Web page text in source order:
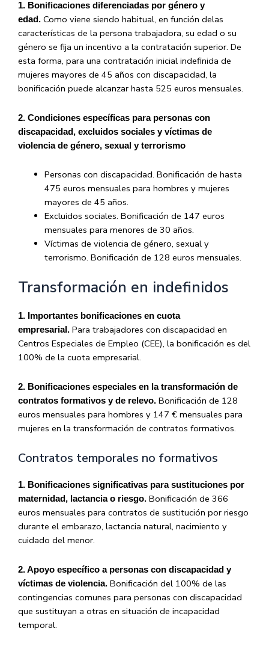
1. Bonificaciones diferenciadas por género y
edad. Como viene siendo habitual, en función delas
características de la persona trabajadora, su edad o su
género se fija un incentivo a la contratación superior. De
esta forma, para una contratación inicial indefinida de
mujeres mayores de 45 años con discapacidad, la
bonificación puede alcanzar hasta 525 euros mensuales.
2. Condiciones específicas para personas con
discapacidad, excluidos sociales y víctimas de
violencia de género, sexual y terrorismo
Personas con discapacidad. Bonificación de hasta
475 euros mensuales para hombres y mujeres
mayores de 45 años.
Excluidos sociales. Bonificación de 147 euros
mensuales para menores de 30 años.
Víctimas de violencia de género, sexual y
terrorismo. Bonificación de 128 euros mensuales.
Transformación en indefinidos
1. Importantes bonificaciones en cuota
empresarial. Para trabajadores con discapacidad en
Centros Especiales de Empleo (CEE), la bonificación es del
100% de la cuota empresarial.
2. Bonificaciones especiales en la transformación de
contratos formativos y de relevo. Bonificación de 128
euros mensuales para hombres y 147 € mensuales para
mujeres en la transformación de contratos formativos.
Contratos temporales no formativos
1. Bonificaciones significativas para sustituciones por
maternidad, lactancia o riesgo. Bonificación de 366
euros mensuales para contratos de sustitución por riesgo
durante el embarazo, lactancia natural, nacimiento y
cuidado del menor.
2. Apoyo específico a personas con discapacidad y
víctimas de violencia. Bonificación del 100% de las
contingencias comunes para personas con discapacidad
que sustituyan a otras en situación de incapacidad
temporal.